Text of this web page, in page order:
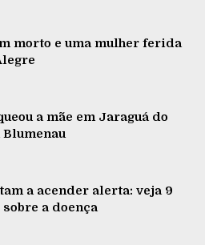
morto e uma mulher ferida
a mãe em Jaraguá do
a acender alerta: veja 9
a doença